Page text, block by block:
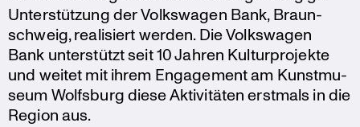
Unter­stüt­zung der Volks­wagen Bank, Braun­
schweig, reali­siert werden. Die Volks­wagen
Bank unter­stützt seit 10 Jahren Kultur­pro­jekte
und weitet mit ihrem Engage­ment am Kunst­mu­
seum Wolfsburg diese Aktivi­täten erstmals in die
Region aus.